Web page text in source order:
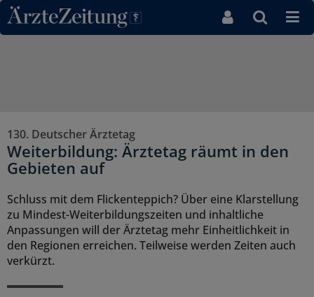
Direkt zum Inhaltsbereich
130. Deutscher Ärztetag
Weiterbildung: Ärztetag räumt in den
Gebieten auf
Schluss mit dem Flickenteppich? Über eine Klarstellung
zu Mindest-Weiterbildungszeiten und inhaltliche
Anpassungen will der Ärztetag mehr Einheitlichkeit in
den Regionen erreichen. Teilweise werden Zeiten auch
verkürzt.